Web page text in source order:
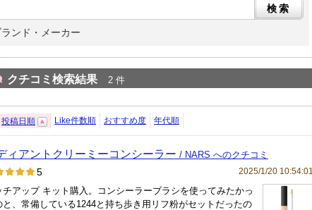
ランド・メーカー
クチコミ検索結果 2 件
投稿日順 Like件数順 おすすめ度 年代順
ィアントクリーミーコンシーラー / NARS へのクチコミ
5
2025/1/20 10:54:01
チアップ キット購入。コンシーラーブラシを使ってみたかっ
と、常備している1244と持ち歩き用リフ粉がセットだったの